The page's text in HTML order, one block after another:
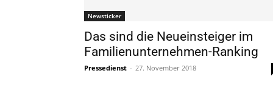
Newsticker
Das sind die Neueinsteiger im
Familienunternehmen-Ranking
Pressedienst - 27. November 2018